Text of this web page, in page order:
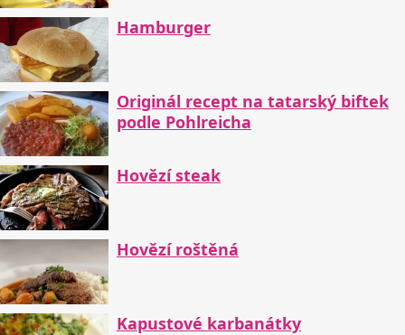
Hamburger
Originál recept na tatarský biftek
podle Pohlreicha
Hovězí steak
Hovězí roštěná
Kapustové karbanátky